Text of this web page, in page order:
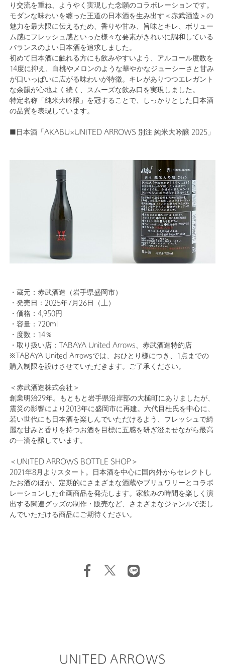
り交流を重ね、ようやく実現した念願のコラボレーションです。
モダンな味わいを纏った王道の日本酒を生み出す＜赤武酒造＞の
魅力を最大限に伝えるため、香りや甘み、旨味とキレ、ボリュー
ム感にフレッシュ感といった様々な要素がきれいに調和している
バランスのよい日本酒を追求しました。
初めて日本酒に触れる方にも飲みやすいよう、アルコール度数を
14度に抑え、白桃やメロンのような華やかなジューシーさと甘み
が口いっぱいに広がる味わいが特徴。キレがありつつエレガント
な余韻が心地よく続く、スムーズな飲み口を実現しました。
特定名称「純米大吟醸」を冠することで、しっかりとした日本酒
の品質を表現しています。
■日本酒「AKABU×UNITED ARROWS 別注 純米大吟醸 2025」
・蔵元：赤武酒造（岩手県盛岡市）
・発売日：2025年7月26日（土）
・価格：4,950円
・容量：720ml
・度数：14％
・取り扱い店：TABAYA United Arrows、赤武酒造特約店
※TABAYA United Arrowsでは、おひとり様につき、1点までの
購入制限を設けさせていただきます。ご了承ください。
＜赤武酒造株式会社＞
創業明治29年。もともと岩手県沿岸部の大槌町にありましたが、
震災の影響により2013年に盛岡市に再建。六代目杜氏を中心に、
若い世代にも日本酒を楽しんでいただけるよう、フレッシュで綺
麗な甘みと香りを持つお酒を目標に五感を研ぎ澄ませながら最高
の一滴を醸しています。
＜UNITED ARROWS BOTTLE SHOP＞
2021年8月よりスタート。日本酒を中心に国内外からセレクトし
たお酒のほか、定期的にさまざまな酒蔵やブリュワリーとコラボ
レーションした企画商品を発売します。家飲みの時間を楽しく演
出する関連グッズの制作・販売など、さまざまなジャンルで楽し
んでいただける商品にご期待ください。
UNITED ARROWS